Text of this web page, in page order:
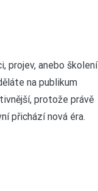
projev, anebo školení
na publikum
protože právě
přichází nová éra.